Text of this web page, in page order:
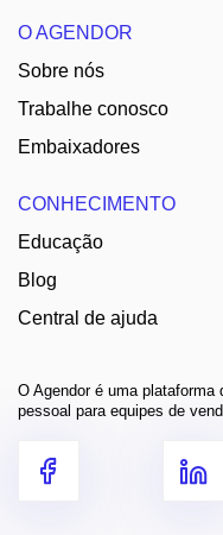
O AGENDOR
Sobre nós
Trabalhe conosco
Embaixadores
CONHECIMENTO
Educação
Blog
Central de ajuda
O Agendor é uma
pessoal para equipes de